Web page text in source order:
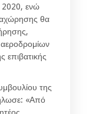
2020, ενώ
θα
επιβατικής
της
«Από